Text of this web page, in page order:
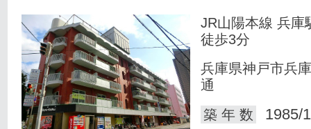
JR山陽本線 兵庫
徒歩3分
兵庫県神戸市兵
通
築 年 数
1985/